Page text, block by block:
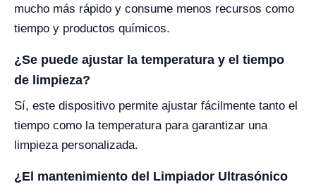
mucho más rápido y consume menos recursos como
tiempo y productos químicos.
¿Se puede ajustar la temperatura y el tiempo
de limpieza?
Sí, este dispositivo permite ajustar fácilmente tanto el
tiempo como la temperatura para garantizar una
limpieza personalizada.
¿El mantenimiento del Limpiador Ultrasónico